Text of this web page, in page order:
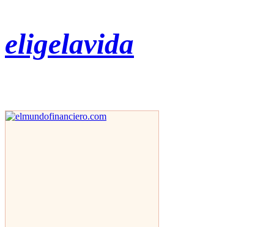
eligelavida